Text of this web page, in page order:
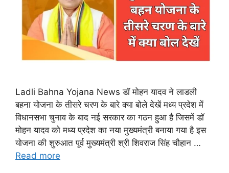
Ladli Bahna Yojana News डॉ मोहन यादव ने लाडली
बहना योजना के तीसरे चरण के बारे क्या बोले देखें मध्य प्रदेश में
विधानसभा चुनाव के बाद नई सरकार का गठन हुआ है जिसमें डॉ
मोहन यादव को मध्य प्रदेश का नया मुख्यमंत्री बनाया गया है इस
योजना की शुरुआत पूर्व मुख्यमंत्री श्री शिवराज सिंह चौहान …
Read more